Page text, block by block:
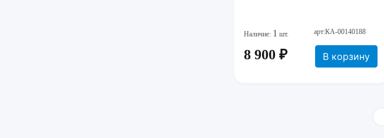
Наличие: 1 шт. арт:КА-00140188
8 900 ₽ В корзину